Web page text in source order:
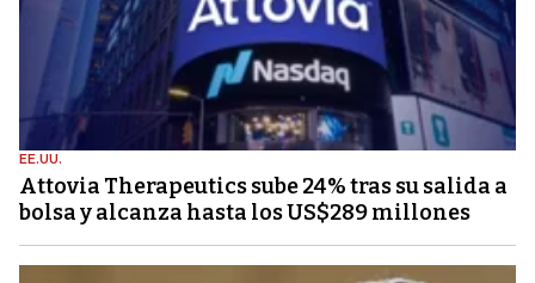
EE.UU.
Attovia Therapeutics sube 24% tras su salida a
bolsa y alcanza hasta los US$289 millones